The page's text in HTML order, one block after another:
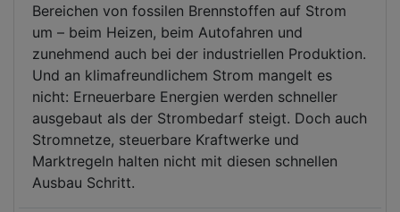
Bereichen von fossilen Brennstoffen auf Strom
um – beim Heizen, beim Autofahren und
zunehmend auch bei der industriellen Produktion.
Und an klimafreundlichem Strom mangelt es
nicht: Erneuerbare Energien werden schneller
ausgebaut als der Strombedarf steigt. Doch auch
Stromnetze, steuerbare Kraftwerke und
Marktregeln halten nicht mit diesen schnellen
Ausbau Schritt.